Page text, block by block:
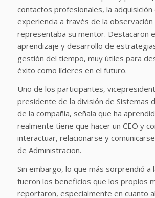
contactos profesionales, la
experiencia a través de la
representaba su mentor. Destacaron
aprendizaje y desarrollo de
gestión del tiempo, muy útiles para
éxito como líderes en el futuro.
Uno de los participantes,
presidente de la división de Sistemas
de la compañía, señala que ha
realmente tiene que hacer un CEO y
interactuar, relacionarse y
de Administracion.
Sin embargo, lo que más sorprendió a
fueron los beneficios que los propios
reportaron, especialmente en cuanto